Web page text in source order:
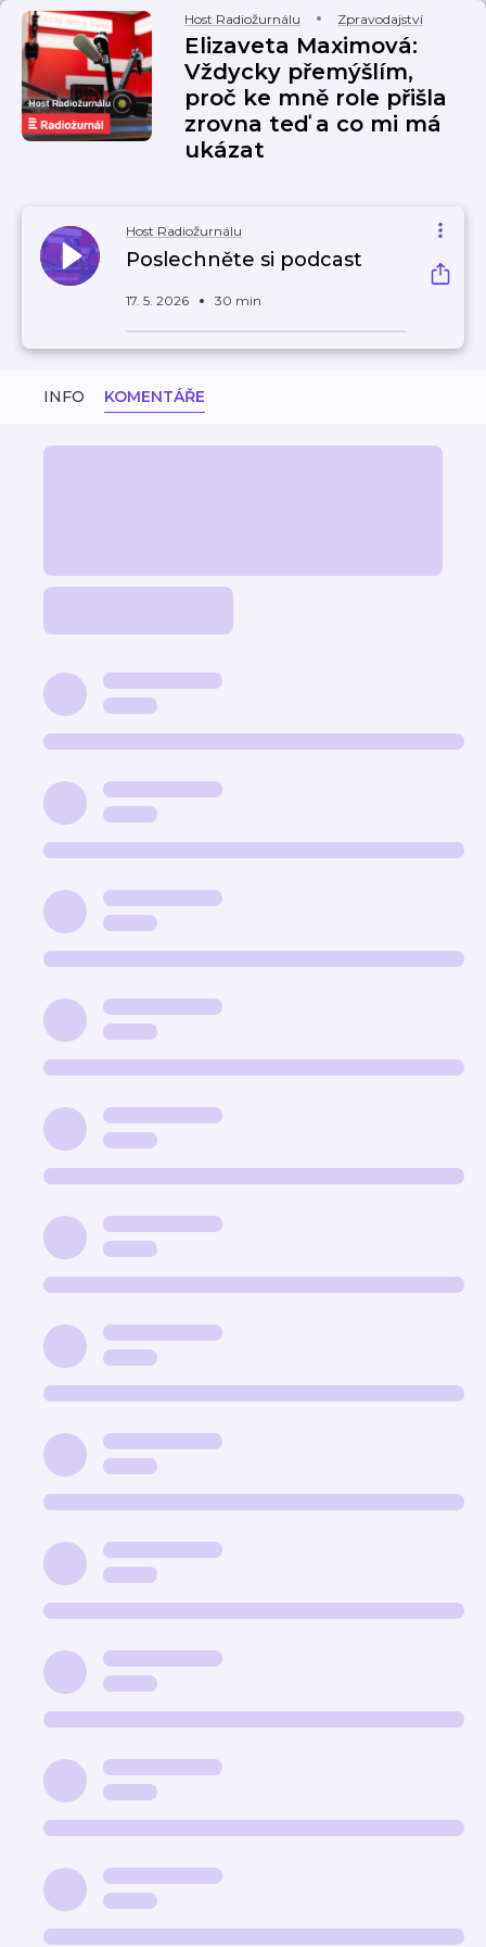
Host Radiožurnálu Zpravodajství
Elizaveta Maximová:
Vždycky přemýšlím,
proč ke mně role přišla
zrovna teď a co mi má
ukázat
Host Radiožurnálu
Poslechněte si podcast
17. 5. 2026 30 min
INFO KOMENTÁŘE